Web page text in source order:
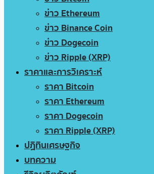
ข่าว Ethereum
ข่าว Binance Coin
ข่าว Dogecoin
ข่าว Ripple (XRP)
ราคาและการวิเคราะห์
ราคา Bitcoin
ราคา Ethereum
ราคา Dogecoin
ราคา Ripple (XRP)
ปฏิทินเศรษฐกิจ
บทความ